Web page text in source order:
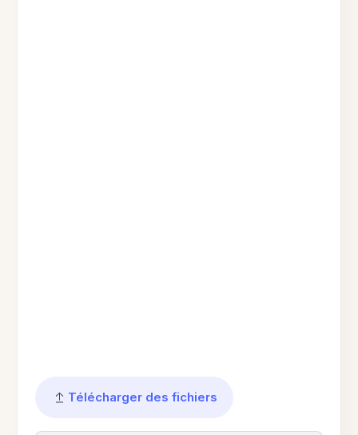
Télécharger des fichiers